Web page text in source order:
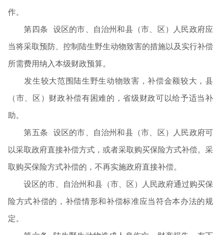
作。
第四条 设区的市、自治州和县（市、区）人民政府应
当将采取预防、控制陆生野生动物致害的措施以及实行补偿
所需费用纳入本级财政预算。
发生较大范围陆生野生动物致害，补偿金额较大，县
（市、区）财政补偿有困难的，省级财政可以给予适当补
助。
第五条 设区的市、自治州和县（市、区）人民政府可
以采取政府直接补偿方式，或者采取购买保险方式补偿。采
取购买保险方式补偿的，不再实施政府直接补偿。
设区的市、自治州和县（市、区）人民政府通过购买保
险方式补偿的，补偿情形和补偿标准应当符合本办法的规
定。